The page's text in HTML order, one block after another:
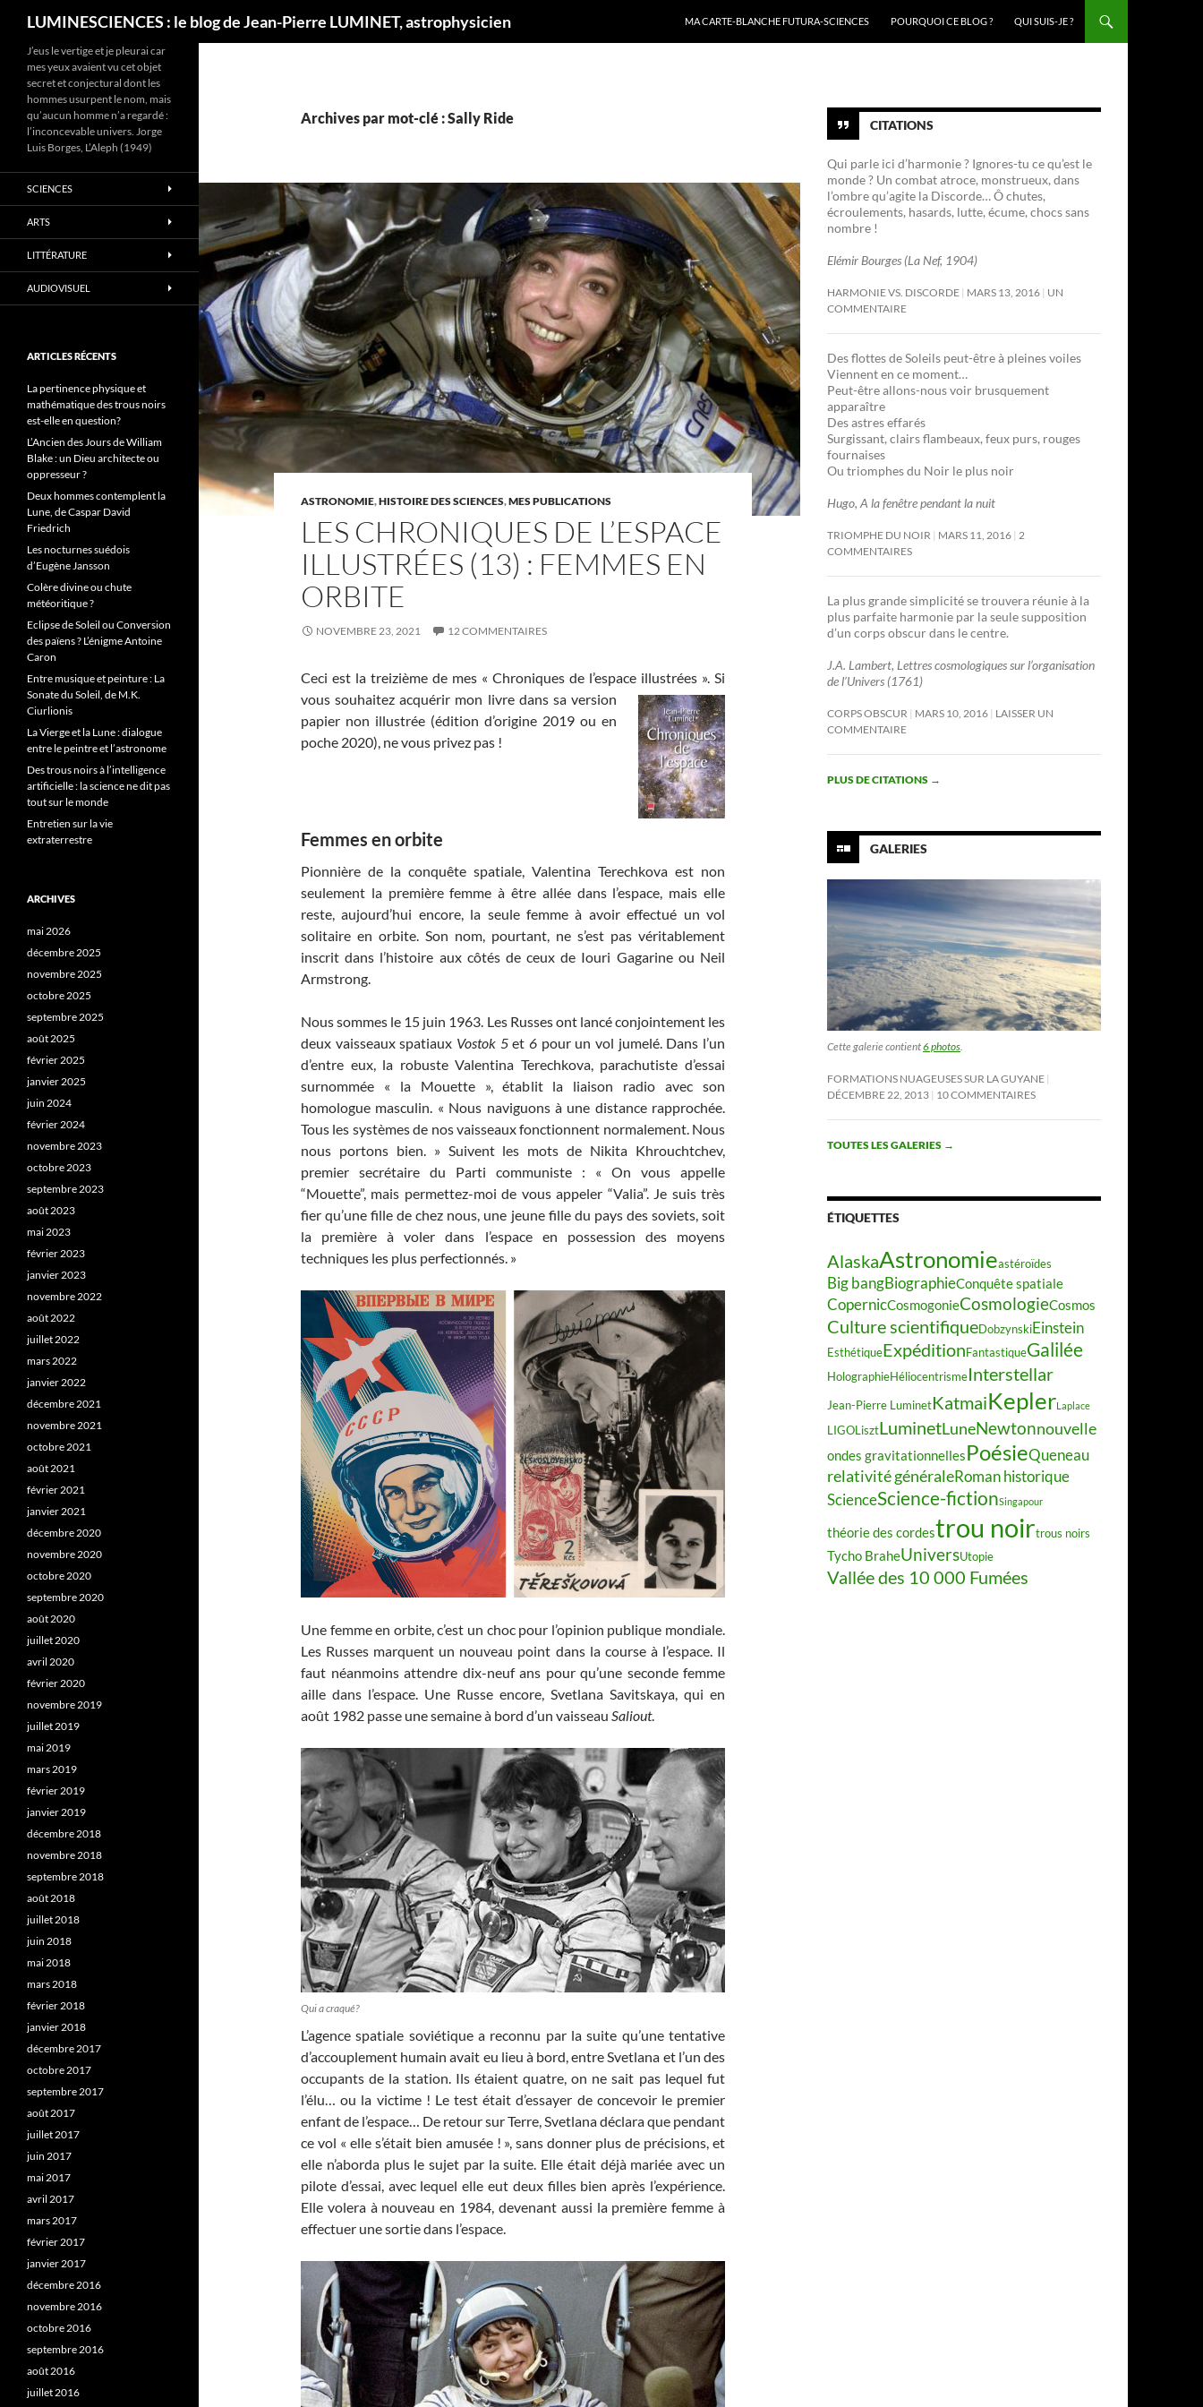
LUMINESCIENCES : le blog de Jean-Pierre LUMINET, astrophysicien
MA CARTE-BLANCHE FUTURA-SCIENCES
POURQUOI CE BLOG ? QUI SUIS-JE ?
Archives par mot-clé : Sally Ride
ASTRONOMIE,HISTOIRE DES SCIENCES,MES PUBLICATIONS
LES CHRONIQUES DE L’ESPACE
ILLUSTRÉES (13) : FEMMES EN
ORBITE
NOVEMBRE 23, 2021 12 COMMENTAIRES
Ceci est la treizième de mes « Chroniques de l’espace illustrées ». Si
vous souhaitez acquérir mon livre dans sa version
papier non illustrée (édition d’origine 2019 ou en
poche 2020), ne vous privez pas !
Femmes en orbite
Pionnière de la conquête spatiale, Valentina Terechkova est non
seulement la première femme à être allée dans l’espace, mais elle
reste, aujourd’hui encore, la seule femme à avoir effectué un vol
solitaire en orbite. Son nom, pourtant, ne s’est pas véritablement
inscrit dans l’histoire aux côtés de ceux de Iouri Gagarine ou Neil
Armstrong.
Nous sommes le 15 juin 1963. Les Russes ont lancé conjointement les
deux vaisseaux spatiaux Vostok 5et6 pour un vol jumelé. Dans l’un
d’entre eux, la robuste Valentina Terechkova, parachutiste d’essai
surnommée « la Mouette », établit la liaison radio avec son
homologue masculin. « Nous naviguons à une distance rapprochée.
Tous les systèmes de nos vaisseaux fonctionnent normalement. Nous
nous portons bien. » Suivent les mots de Nikita Khrouchtchev,
premier secrétaire du Parti communiste : « On vous appelle
“Mouette”, mais permettez-moi de vous appeler “Valia”. Je suis très
fier qu’une fille de chez nous, une jeune fille du pays des soviets, soit
la première à voler dans l’espace en possession des moyens
techniques les plus perfectionnés. »
Une femme en orbite, c’est un choc pour l’opinion publique mondiale.
Les Russes marquent un nouveau point dans la course à l’espace. Il
faut néanmoins attendre dix-neuf ans pour qu’une seconde femme
aille dans l’espace. Une Russe encore, Svetlana Savitskaya, qui en
août 1982 passe une semaine à bord d’un vaisseau Saliout.
Qui a craqué?
L’agence spatiale soviétique a reconnu par la suite qu’une tentative
d’accouplement humain avait eu lieu à bord, entre Svetlana et l’un des
occupants de la station. Ils étaient quatre, on ne sait pas lequel fut
l’élu… ou la victime ! Le test était d’essayer de concevoir le premier
enfant de l’espace… De retour sur Terre, Svetlana déclara que pendant
ce vol « elle s’était bien amusée ! », sans donner plus de précisions, et
elle n’aborda plus le sujet par la suite. Elle était déjà mariée avec un
pilote d’essai, avec lequel elle eut deux filles bien après l’expérience.
Elle volera à nouveau en 1984, devenant aussi la première femme à
effectuer une sortie dans l’espace.
CITATIONS
Qui parle ici d’harmonie ? Ignores-tu ce qu’est le
monde ? Un combat atroce, monstrueux, dans
l’ombre qu’agite la Discorde… Ô chutes,
écroulements, hasards, lutte, écume, chocs sans
nombre !
Elémir Bourges (La Nef, 1904)
HARMONIE VS. DISCORDE MARS 13, 2016 UN
COMMENTAIRE
Des flottes de Soleils peut-être à pleines voiles
Viennent en ce moment…
Peut-être allons-nous voir brusquement
apparaître
Des astres effarés
Surgissant, clairs flambeaux, feux purs, rouges
fournaises
Ou triomphes du Noir le plus noir
Hugo, A la fenêtre pendant la nuit
TRIOMPHE DU NOIR MARS 11, 2016 2
COMMENTAIRES
La plus grande simplicité se trouvera réunie à la
plus parfaite harmonie par la seule supposition
d’un corps obscur dans le centre.
J.A. Lambert, Lettres cosmologiques sur l’organisation
de l’Univers (1761)
CORPS OBSCUR MARS 10, 2016 LAISSER UN
COMMENTAIRE
PLUS DE CITATIONS →
GALERIES
Cette galerie contient6 photos.
FORMATIONS NUAGEUSES SUR LA GUYANE
DÉCEMBRE 22, 2013 10 COMMENTAIRES
TOUTES LES GALERIES →
ÉTIQUETTES
AlaskaAstronomieastéroïdes
Big bangBiographieConquête spatiale
CopernicCosmogonieCosmologieCosmos
Culture scientifiqueDobzynskiEinstein
EsthétiqueExpéditionFantastiqueGalilée
HolographieHéliocentrismeInterstellar
Jean-Pierre LuminetKatmaiKeplerLaplace
LIGOLisztLuminetLuneNewtonnouvelle
ondes gravitationnellesPoésieQueneau
relativité généraleRoman historique
ScienceScience-fictionSingapour
théorie des cordestrou noirtrous noirs
Tycho BraheUniversUtopie
Vallée des 10 000 Fumées
J’eus le vertige et je pleurai car
mes yeux avaient vu cet objet
secret et conjectural dont les
hommes usurpent le nom, mais
qu’aucun homme n’a regardé :
l’inconcevable univers. Jorge
Luis Borges, L’Aleph (1949)
SCIENCES
ARTS
LITTÉRATURE
AUDIOVISUEL
ARTICLES RÉCENTS
La pertinence physique et
mathématique des trous noirs
est-elle en question?
L’Ancien des Jours de William
Blake : un Dieu architecte ou
oppresseur ?
Deux hommes contemplent la
Lune, de Caspar David
Friedrich
Les nocturnes suédois
d’Eugène Jansson
Colère divine ou chute
météoritique ?
Eclipse de Soleil ou Conversion
des païens ? L’énigme Antoine
Caron
Entre musique et peinture : La
Sonate du Soleil, de M.K.
Ciurlionis
La Vierge et la Lune : dialogue
entre le peintre et l’astronome
Des trous noirs à l’intelligence
artificielle : la science ne dit pas
tout sur le monde
Entretien sur la vie
extraterrestre
ARCHIVES
mai 2026
décembre 2025
novembre 2025
octobre 2025
septembre 2025
août 2025
février 2025
janvier 2025
juin 2024
février 2024
novembre 2023
octobre 2023
septembre 2023
août 2023
mai 2023
février 2023
janvier 2023
novembre 2022
août 2022
juillet 2022
mars 2022
janvier 2022
décembre 2021
novembre 2021
octobre 2021
août 2021
février 2021
janvier 2021
décembre 2020
novembre 2020
octobre 2020
septembre 2020
août 2020
juillet 2020
avril 2020
février 2020
novembre 2019
juillet 2019
mai 2019
mars 2019
février 2019
janvier 2019
décembre 2018
novembre 2018
septembre 2018
août 2018
juillet 2018
juin 2018
mai 2018
mars 2018
février 2018
janvier 2018
décembre 2017
octobre 2017
septembre 2017
août 2017
juillet 2017
juin 2017
mai 2017
avril 2017
mars 2017
février 2017
janvier 2017
décembre 2016
novembre 2016
octobre 2016
septembre 2016
août 2016
juillet 2016